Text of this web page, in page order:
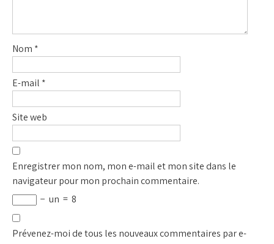
Nom *
E-mail *
Site web
Enregistrer mon nom, mon e-mail et mon site dans le
navigateur pour mon prochain commentaire.
− un = 8
Prévenez-moi de tous les nouveaux commentaires par e-